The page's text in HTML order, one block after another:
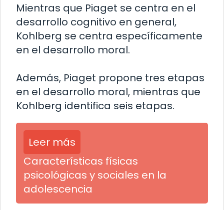
Mientras que Piaget se centra en el
desarrollo cognitivo en general,
Kohlberg se centra específicamente
en el desarrollo moral.
Además, Piaget propone tres etapas
en el desarrollo moral, mientras que
Kohlberg identifica seis etapas.
Leer más
Características físicas
psicológicas y sociales en la
adolescencia